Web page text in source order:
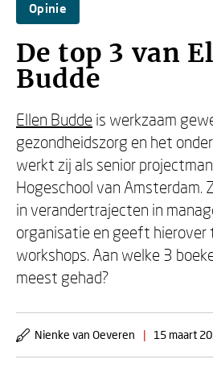
Opinie
De top 3 van
Budde
Ellen Budde is werkzaam
gezondheidszorg en het
werkt zij als senior
Hogeschool van Amsterdam.
in verandertrajecten in
organisatie en geeft hierover
workshops. Aan welke 3
meest gehad?
Nienke van Oeveren | 15 maart